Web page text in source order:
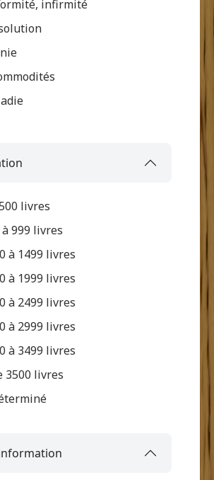
rattaché à la grand'case
infirmité
vénérienne, petite
d'informations
par serpent
livres
999 livres
à 1499 livres
à 1999 livres
à 2499 livres
à 2999 livres
à 3499 livres
3500 livres